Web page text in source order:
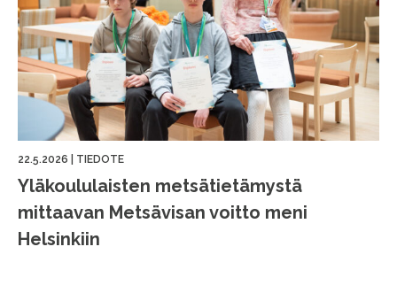
22.5.2026 TIEDOTE
Yläkoululaisten metsätietämystä
mittaavan Metsävisan voitto meni
Helsinkiin